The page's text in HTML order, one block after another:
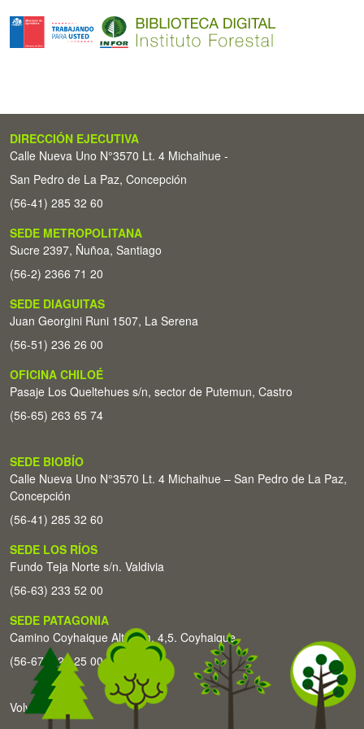
DIRECCIÓN EJECUTIVA
Calle Nueva Uno N°3570 Lt. 4 Michaihue -
San Pedro de La Paz, Concepción
(56-41) 285 32 60
SEDE METROPOLITANA
Sucre 2397, Ñuñoa, Santiago
(56-2) 2366 71 20
SEDE DIAGUITAS
Juan Georgini Runi 1507, La Serena
(56-51) 236 26 00
OFICINA CHILOÉ
Pasaje Los Queltehues s/n, sector de Putemun, Castro
(56-65) 263 65 74
SEDE BIOBÍO
Calle Nueva Uno N°3570 Lt. 4 Michaihue – San Pedro de La Paz,
Concepción
(56-41) 285 32 60
SEDE LOS RÍOS
Fundo Teja Norte s/n. Valdivia
(56-63) 233 52 00
SEDE PATAGONIA
Camino Coyhaique Alto Km. 4,5. Coyhaique
(56-67) 226 25 00
Volver arriba